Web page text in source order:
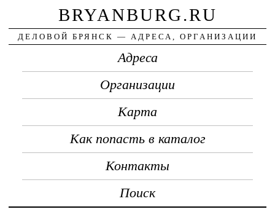
BRYANBURG.RU
ДЕЛОВОЙ БРЯНСК — АДРЕСА, ОРГАНИЗАЦИИ
Адреса
Организации
Карта
Как попасть в каталог
Контакты
Поиск